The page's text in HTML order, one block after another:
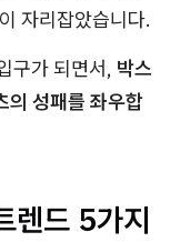
자리잡았습니다.
구가 되면서, 박스
의 성패를 좌우합
렌드 5가지